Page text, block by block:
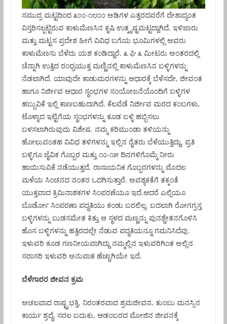
ಸಮುದ್ರ ಮಟ್ಟದಿಂದ ೩೦೦-೧೮೦೦ ಅಡಿಗಳ ಎತ್ತರದವರೆಗೆ ದೇಶಾದ್ಯಂತ
ವಿಸ್ತರಿಸಲ್ಪಟ್ಟಿರುವ ಕಾಳುಮೆಣಸಿನ ಕೃಷಿ ಉತ್ಕೃಷ್ಟಮಟ್ಟದ್ದಾಗಿದೆ. ಇಳಿಜಾರು
ಮತ್ತು ಮಟ್ಟಸ ಪ್ರದೇಶ ಹೀಗೆ ವಿವಿಧ ಬಗೆಯ ಭೂಮಿಗಳಲ್ಲಿ ಅವರು
ಕಾಳುಮೆಣಸು ಬೆಳೆದು ಯಶ ಕಂಡಿದ್ದಾರೆ. ೩ ಘಿ ೩ ಮೀಟರು ಅಂತರದಲ್ಲಿ
ಚೆನ್ನಾಗಿ ಉತ್ತಿದ ರಂಧ್ರಯುಕ್ತ ಮಣ್ಣಿನಲ್ಲಿ ಕಾಳುಮೆಣಸಿನ ಬಳ್ಳಿಗಳನ್ನು
ನೆಡಲಾಗಿದೆ. ಯಾವುದೇ ಕಾಡುಮರಗಳನ್ನು ಆಧಾರಕ್ಕೆ ಬೆಳೆಸದೇ, ಜೀವಂತ
ಹಾಗೂ ನಿರ್ಜೀವ ಆಧಾರ ಸ್ಥಂಭಗಳ ಸಂಯೋಜನೆಯೊಂದಿಗೆ ಬಳ್ಳಿಗಳ
ಹಬ್ಬುವಿಕೆ ಇಲ್ಲಿ ಕಾಣಬಹುದಾಗಿದೆ. ಕೆಲವೆಡೆ ನಿರ್ಜೀವ ಮರದ ಕಂಬಗಳು,
ಟೊಳ್ಳಾದ ಇಟ್ಟಿಗೆಯ ಸ್ಥಂಭಗಳನ್ನು ಕೂಡ ಬಳ್ಳಿ ಹಬ್ಬಿಸಲು
ಬಳಸಲಾಗಿರುವುದು ವಿಶೇಷ. ನಮ್ಮ ಕರಿಮುಂಡಾ ತಳಿಯನ್ನು
ಹೋಲುವಂತಹ ವಿವಿಧ ತಳಿಗಳನ್ನು ಇಲ್ಲಿನ ರೈತರು ಬೆಳೆಯುತ್ತಿದ್ದು, ಪ್ರತಿ
ಬಳ್ಳಿಗೂ ಜೈವಿಕ ಗೊಬ್ಬರ ಮತ್ತು ೧೦-೧೫ ದಿನಗಳಿಗೊಮ್ಮೆ ನೀರು
ಹಾಯಿಸುವಿಕೆ ನಡೆಯುತ್ತದೆ. ರಾಸಾಯನಿಕ ಗೊಬ್ಬರಗಳನ್ನು ಮೊದಲ
ಮಳೆಯ ಸಿಂಚನದ ನಂತರ ಒದಗಿಸುತ್ತಾರೆ. ಅವಶ್ಯಕತೆಗೆ ತಕ್ಕಂತೆ
ಯುಕ್ತವಾದ ಕ್ರಿಮಿನಾಶಕಗಳ ಸಿಂಪರಣೆಯೂ ಇದೆ.ಆದರೆ ಎಲ್ಲಿಯೂ
ಬೊರ್ಡೋ ಸಿಂಪರಣಾ ಪದ್ಧತಿಯು ಕಂಡು ಬರಲಿಲ್ಲ. ಬದಲಾಗಿ ರೋಗಗ್ರಸ್ತ
ಬಳ್ಳಿಗಳನ್ನು ಬುಡಸಮೇತ ಕಿತ್ತು ಆ ಸ್ಥಳದ ಮಣ್ಣನ್ನು ಪುನಶ್ಚೇತನಗೊಳಿಸಿ
ಹೊಸ ಬಳ್ಳಿಗಳನ್ನು ಹತ್ತಿರದಲ್ಲೇ ನೆಡುವ ಪದ್ಧತಿಯನ್ನೂ ಗಮನಿಸಿದೆವು.
ಇಳುವರಿ ಕೂಡ ಗಣನೀಯವಾಗಿದ್ದು ನಮ್ಮಲ್ಲಿನ ಇಳುವರಿಗಿಂತ ಅಲ್ಲಿನ
ಸರಾಸರಿ ಇಳುವರಿ ಅನುಪಾತ ಹೆಚ್ಚಾಗಿಯೇ ಇದೆ.
ಬೆಳೆಗಾರರ ಜೀವನ ಕ್ರಮ
ಅಚಲವಾದ ರಾಷ್ಟ್ರಭಕ್ತಿ, ನಿರಂತರವಾದ ಶ್ರಮಜೀವನ, ತುಂಬು ಮನಸ್ಸಿನ
ಕಾರ್ಯ ಶ್ರದ್ಧೆ, ಸರಲ ಬದುಕು, ಆಡಂಬರದ ಮೋಜಿನ ಜೀವನಕ್ಕೆ